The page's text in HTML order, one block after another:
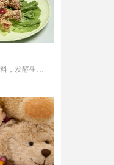
，发酵生产
、塑料袋
，生物相容
安全、环保